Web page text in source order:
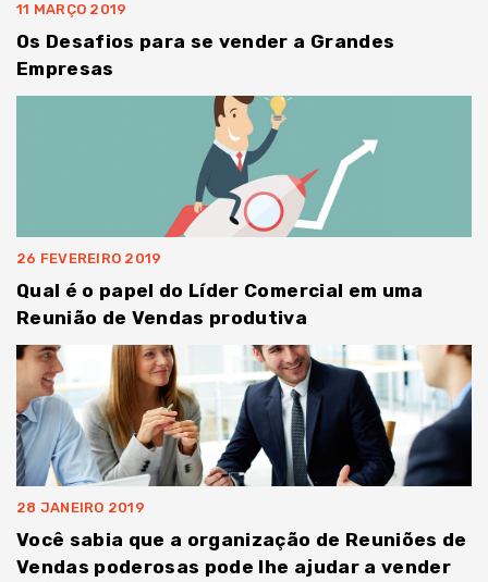
11 MARÇO 2019
Os Desafios para se vender a Grandes
Empresas
26 FEVEREIRO 2019
Qual é o papel do Líder Comercial em uma
Reunião de Vendas produtiva
28 JANEIRO 2019
Você sabia que a organização de Reuniões de
Vendas poderosas pode lhe ajudar a vender